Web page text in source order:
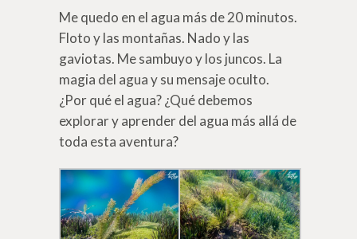
Me quedo en el agua más de 20 minutos.
Floto y las montañas. Nado y las
gaviotas. Me sambuyo y los juncos. La
magia del agua y su mensaje oculto.
¿Por qué el agua? ¿Qué debemos
explorar y aprender del agua más allá de
toda esta aventura?